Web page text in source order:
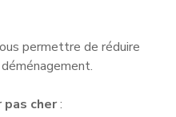
permettre de réduire
pas cher: